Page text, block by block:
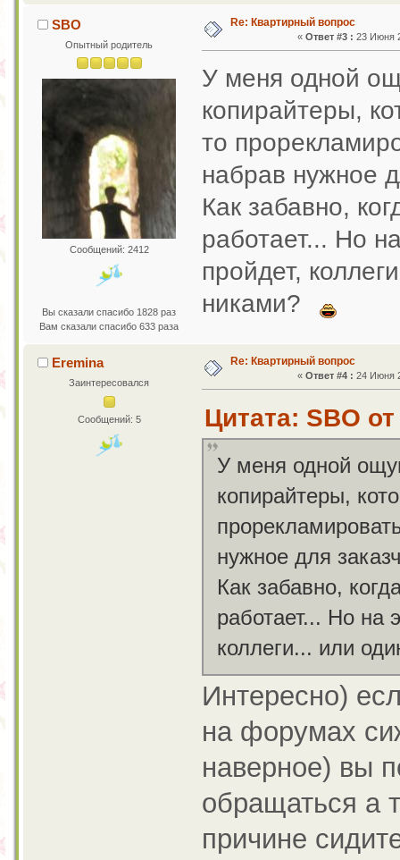
SBO
Опытный родитель
Сообщений: 2412
Вы сказали спасибо 1828 раз
Вам сказали спасибо 633 раза
Re: Квартирный вопрос
« Ответ #3 : 23 Июня
У меня одной
копирайтеры,
то
набрав нужное
Как забавно,
работает... Но
пройдет,
никами?
Eremina
Заинтересовался
Сообщений: 5
Re: Квартирный вопрос
« Ответ #4 : 24 Июня
Цитата: SBO
У меня одной
копирайтеры,
нужное для
Как забавно,
работает... Но на
коллеги... или
Интересно)
на форумах
наверное) вы
обращаться а
причине